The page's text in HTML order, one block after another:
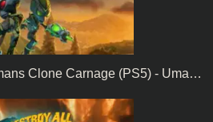
Clone Carnage (PS5) - Uma…